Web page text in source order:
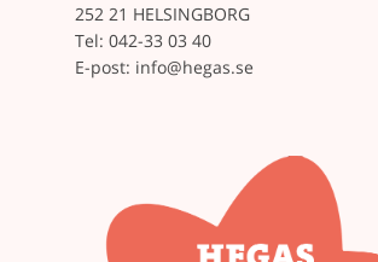
252 21 HELSINGBORG
Tel: 042-33 03 40
E-post: info@hegas.se